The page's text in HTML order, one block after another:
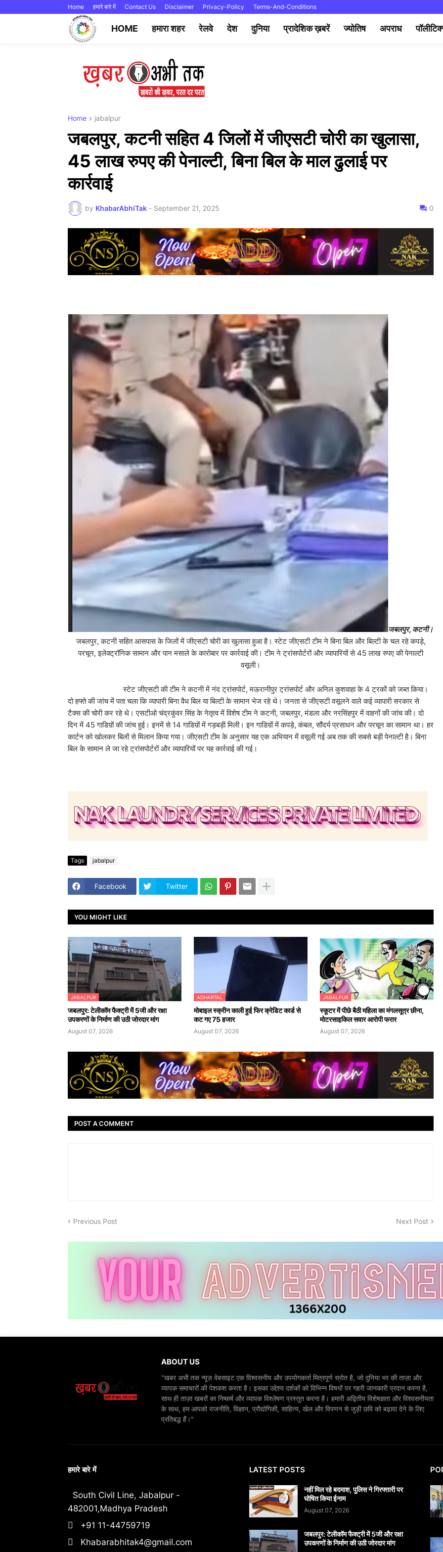
Home हमारे बारे में Contact Us Disclaimer Privacy-Policy Terms-And-Conditions
HOME हमारा शहर रेलवे देश दुनिया प्रादेशिक ख़बरें ज्योतिष अपराध
Home jabalpur
जबलपुर, कटनी सहित 4 जिलों में जीएसटी चोरी का खुलासा,
45 लाख रुपए की पेनाल्टी, बिना बिल के माल ढुलाई पर
कार्रवाई
by KhabarAbhiTak - September 21, 2025 0
जबलपुर, कटनी।
जबलपुर, कटनी सहित आसपास के जिलों में जीएसटी चोरी का खुलासा हुआ है। स्टेट जीएसटी टीम ने बिना बिल और बिल्टी के चल रहे कपड़े,
परचून, इलेक्ट्रॉनिक सामान और पान मसाले के कारोबार पर कार्रवाई की। टीम ने ट्रांसपोर्टरों और व्यापारियों से 45 लाख रुपए की पेनाल्टी
वसूली।
स्टेट जीएसटी की टीम ने कटनी में नंद ट्रांसपोर्ट, मऊरानीपुर ट्रांसपोर्ट और अनिल कुशवाहा के 4 ट्रकों को जब्त किया।
दो हफ्ते की जांच में पता चला कि व्यापारी बिना वैध बिल या बिल्टी के सामान भेज रहे थे। जनता से जीएसटी वसूलने वाले कई व्यापारी सरकार से
टैक्स की चोरी कर रहे थे। एसटीओ चंद्रकुंवर सिंह के नेतृत्व में विशेष टीम ने कटनी, जबलपुर, मंडला और नरसिंहपुर में वाहनों की जांच की। दो
दिन में 45 गाडिय़ों की जांच हुई। इनमें से 14 गाडिय़ों में गड़बड़ी मिली। इन गाडिय़ों में कपड़े, कंबल, सौंदर्य प्रसाधन और परचून का सामान था। हर
कार्टन को खोलकर बिलों से मिलान किया गया। जीएसटी टीम के अनुसार यह एक अभियान में वसूली गई अब तक की सबसे बड़ी पेनाल्टी है। बिना
बिल के सामान ले जा रहे ट्रांसपोर्टरों और व्यापारियों पर यह कार्रवाई की गई।
Tags jabalpur
Facebook Twitter
YOU MIGHT LIKE
JABALPUR
जबलपुर: टेलीकॉम फैक्ट्री में 5जी और रक्षा
उपकरणों के निर्माण की उठी जोरदार मांग
August 07, 2026
ADHARTAL
मोबाइल स्क्रीन काली हुई फिर क्रेडिट कार्ड से
कट गए 75 हजार
August 07, 2026
JABALPUR
स्कूटर में पीछे बैठी महिला का मंगलसूत्र छीना,
मोटरसाइकिल सवार आरोपी फरार
August 07, 2026
POST A COMMENT
Previous Post Next Post
ABOUT US
"खबर अभी तक न्यूज़ वेबसाइट एक विश्वसनीय और उपयोगकर्ता मित्रपूर्ण स्रोत है, जो दुनिया भर की ताज़ा और
व्यापक समाचारों की पेशकश करता है। इसका उद्देश्य दर्शकों को विभिन्न विषयों पर गहरी जानकारी प्रदान करना है,
साथ ही ताज़ा खबरों का निष्कर्ष और व्यापक विश्लेषण प्रस्तुत करना है। हमारी अद्वितीय विशेषज्ञता और विश्वसनीयता
के साथ, हम आपको राजनीति, विज्ञान, प्रौद्योगिकी, साहित्य, खेल और विपणन से जुड़ी छवि को बढ़ावा देने के लिए
प्रतिबद्ध हैं।"
हमारे बारे में
South Civil Line, Jabalpur -
482001,Madhya Pradesh
+91 11-44759719
Khabarabhitak4@gmail.com
LATEST POSTS
नहीं मिल रहे बदमाश, पुलिस ने गिरफ्तारी पर
घोषित किया ईनाम
August 07, 2026
जबलपुर: टेलीकॉम फैक्ट्री में 5जी और रक्षा
उपकरणों के निर्माण की उठी जोरदार मांग